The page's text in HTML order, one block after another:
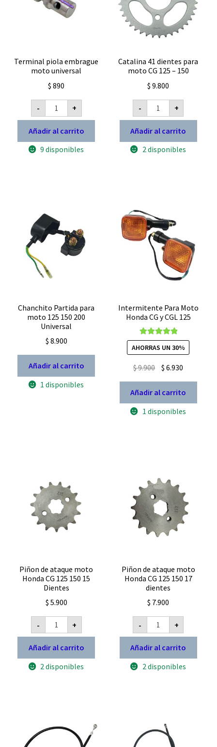
Terminal piola embrague
moto universal
$ 890
-
Terminal
piola
embrague
moto
universal
cantidad
+
Añadir al carrito
9 disponibles
Catalina 41 dientes para
moto CG 125 – 150
$ 9.800
-
Catalina
dientes
para
moto
CG
125
+
Añadir al carrito
2 disponibles
Chanchito Partida para
moto 125 150 200
Universal
$ 8.900
Añadir al carrito
1 disponibles
Intermitente Para Moto
Honda CG y CGL 125
Valorado con
5.00de 5
AHORRAS UN 30%
$9.900 El
precio
original
era:
$ 9.900.
$ 6.930
precio
actual
es:
$ 6.930.
Añadir al carrito
1 disponibles
Piñon de ataque moto
Honda CG 125 150 15
Dientes
$ 5.900
-
Piñon
ataque
moto
Honda
CG
125
+
Añadir al carrito
2 disponibles
Piñon de ataque moto
Honda CG 125 150 17
dientes
$ 7.900
-
Piñon
ataque
moto
Honda
CG
125
+
Añadir al carrito
2 disponibles